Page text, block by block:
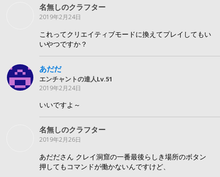
名無しのクラフター
2019年2月24日
これってクリエイティブモードに換えてプレイしてもい
いやつですか？
あだだ
エンチャントの達人Lv.51
2019年2月24日
いいですよ～
名無しのクラフター
2019年2月26日
あだださん クレイ洞窟の一番最後らしき場所のボタン
押してもコマンドが働かないんですけど、